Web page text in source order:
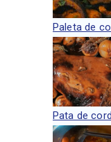
Paleta de
Pata de